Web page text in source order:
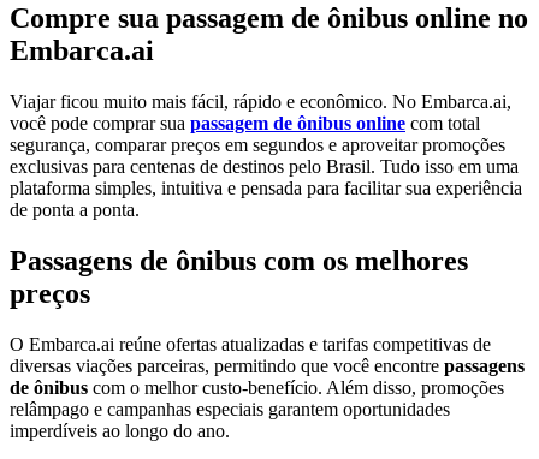
Compre sua passagem de ônibus online no
Embarca.ai
Viajar ficou muito mais fácil, rápido e econômico. No Embarca.ai,
você pode comprar sua passagem de ônibus online com total
segurança, comparar preços em segundos e aproveitar promoções
exclusivas para centenas de destinos pelo Brasil. Tudo isso em uma
plataforma simples, intuitiva e pensada para facilitar sua experiência
de ponta a ponta.
Passagens de ônibus com os melhores
preços
O Embarca.ai reúne ofertas atualizadas e tarifas competitivas de
diversas viações parceiras, permitindo que você encontre passagens
de ônibus com o melhor custo-benefício. Além disso, promoções
relâmpago e campanhas especiais garantem oportunidades
imperdíveis ao longo do ano.